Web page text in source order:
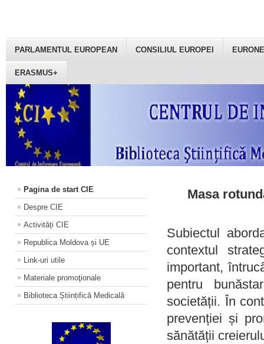
PARLAMENTUL EUROPEAN CONSILIUL EUROPEI
ERASMUS+
Pagina de start CIE
Despre CIE
Activități CIE
Republica Moldova și UE
Link-uri utile
Materiale promoţionale
Biblioteca Științifică Medicală
Masa
Subiectul
contextul
important,
pentru
societății. În
prevenției și
sănătății